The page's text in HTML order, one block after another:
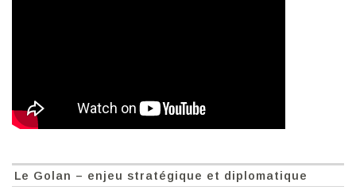
Le Golan – enjeu stratégique et diplomatique